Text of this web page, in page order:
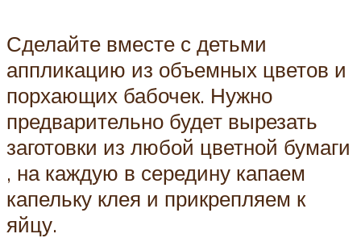
Сделайте вместе с детьми
аппликацию из объемных цветов и
порхающих бабочек. Нужно
предварительно будет вырезать
заготовки из любой цветной бумаги
, на каждую в середину капаем
капельку клея и прикрепляем к
яйцу.